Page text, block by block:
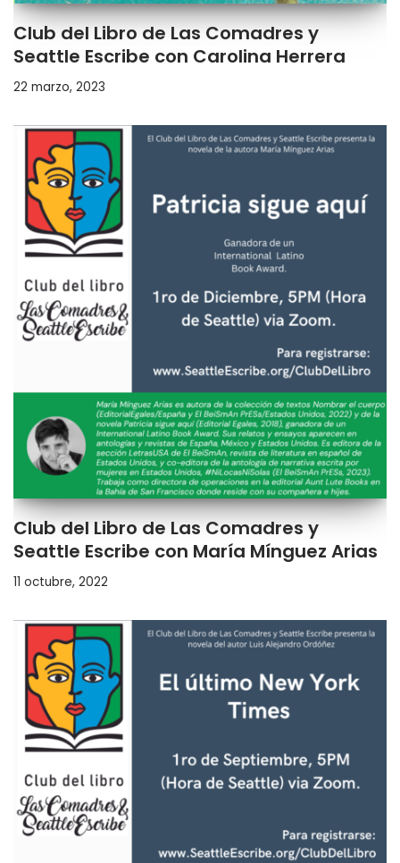
Club del Libro de Las Comadres y
Seattle Escribe con Carolina Herrera
22 marzo, 2023
Club del Libro de Las Comadres y
Seattle Escribe con María Mínguez Arias
11 octubre, 2022